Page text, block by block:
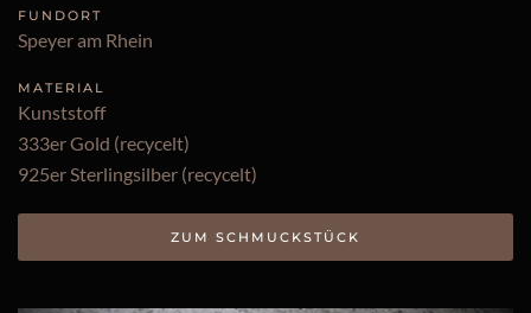
FUNDORT
Speyer am Rhein
MATERIAL
Kunststoff
333er Gold (recycelt)
925er Sterlingsilber (recycelt)
ZUM SCHMUCKSTÜCK